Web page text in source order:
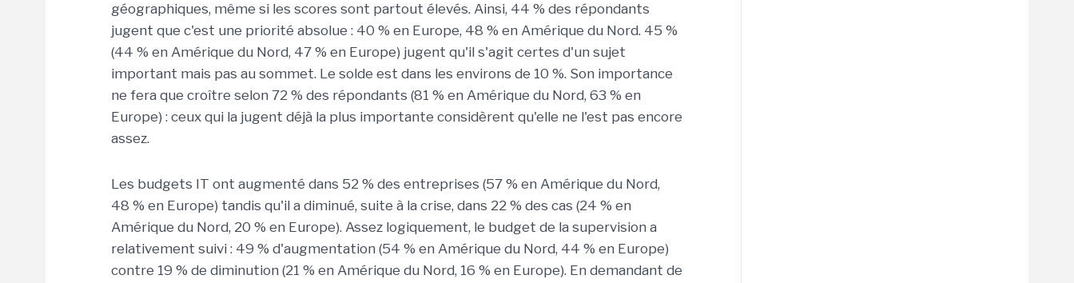
géographiques, même si les scores sont partout élevés. Ainsi, 44 % des répondants
jugent que c'est une priorité absolue : 40 % en Europe, 48 % en Amérique du Nord. 45 %
(44 % en Amérique du Nord, 47 % en Europe) jugent qu'il s'agit certes d'un sujet
important mais pas au sommet. Le solde est dans les environs de 10 %. Son importance
ne fera que croître selon 72 % des répondants (81 % en Amérique du Nord, 63 % en
Europe) : ceux qui la jugent déjà la plus importante considèrent qu'elle ne l'est pas encore
assez.
Les budgets IT ont augmenté dans 52 % des entreprises (57 % en Amérique du Nord,
48 % en Europe) tandis qu'il a diminué, suite à la crise, dans 22 % des cas (24 % en
Amérique du Nord, 20 % en Europe). Assez logiquement, le budget de la supervision a
relativement suivi : 49 % d'augmentation (54 % en Amérique du Nord, 44 % en Europe)
contre 19 % de diminution (21 % en Amérique du Nord, 16 % en Europe). En demandant de